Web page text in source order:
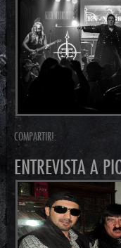
COMPARTIR!:
ENTREVISTA A